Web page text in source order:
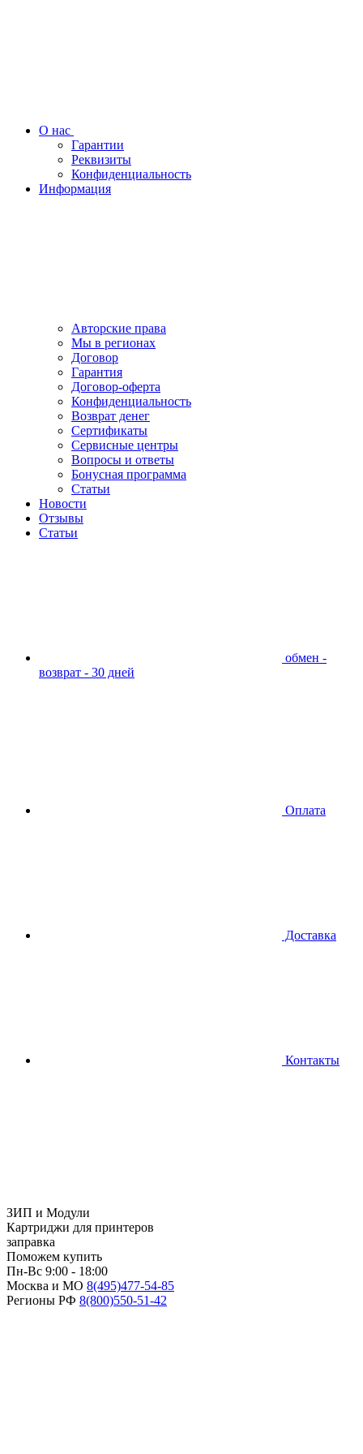
О нас
Гарантии
Реквизиты
Конфиденциальность
Информация
Авторские права
Мы в регионах
Договор
Гарантия
Договор-оферта
Конфиденциальность
Возврат денег
Сертификаты
Сервисные центры
Вопросы и ответы
Бонусная программа
Статьи
Новости
Отзывы
Статьи
обмен -
возврат - 30 дней
Оплата
Доставка
Контакты
ЗИП и Модули
Картриджи для принтеров
заправка
Поможем купить
Пн-Вс 9:00 - 18:00
Москва и МО 8(495)477-54-85
Регионы РФ 8(800)550-51-42